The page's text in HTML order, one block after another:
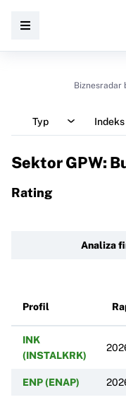
Biznesradar
Typ Indeks
Sektor GPW:
Rating
Analiza
Profil
INK
(INSTALKRK)
ENP (ENAP)